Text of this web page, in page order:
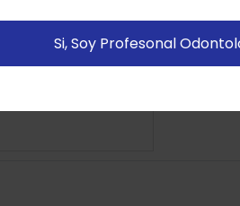
Política de cookies
Si, Soy Profesonal